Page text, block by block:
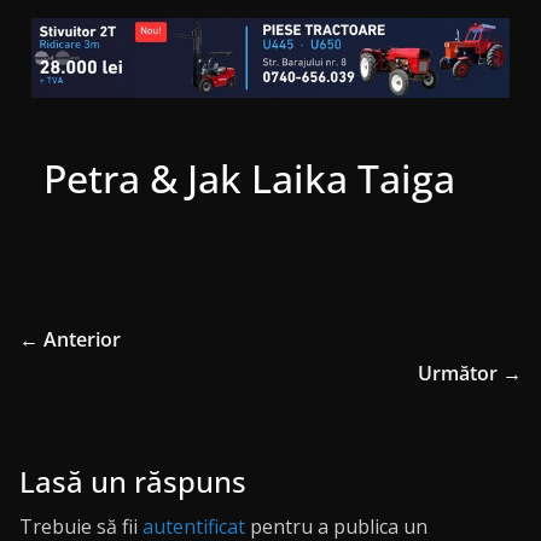
Petra & Jak Laika Taiga
← Anterior
Următor →
Lasă un răspuns
Trebuie să fii autentificat pentru a publica un